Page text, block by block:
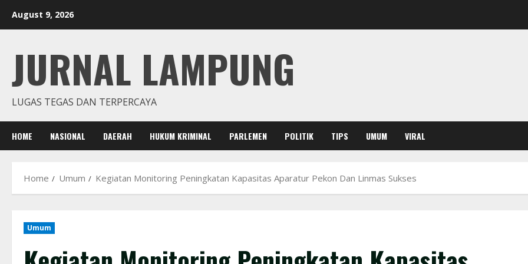
August 9, 2026
JURNAL LAMPUNG
LUGAS TEGAS DAN TERPERCAYA
HOME NASIONAL DAERAH HUKUM KRIMINAL PARLEMEN POLITIK TIPS UMUM VIRAL
Home Umum Kegiatan Monitoring Peningkatan Kapasitas Aparatur Pekon Dan Linmas Sukses
Umum